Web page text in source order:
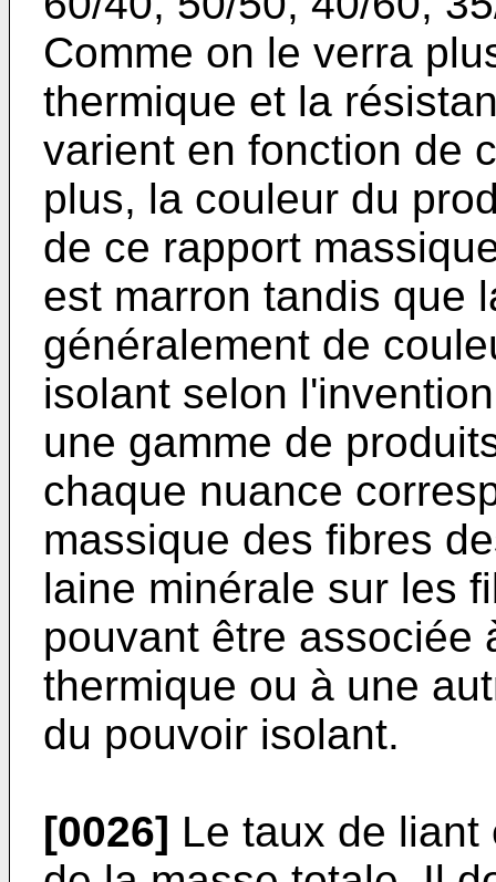
Comme on le verra
thermique et la
varient en fonction de
plus, la couleur du
de ce rapport
est marron tandis que
généralement de
isolant selon
une gamme de
chaque nuance
massique des fibres
laine minérale sur les
pouvant être associée
thermique ou à une
du pouvoir isolant.
[0026] Le taux de